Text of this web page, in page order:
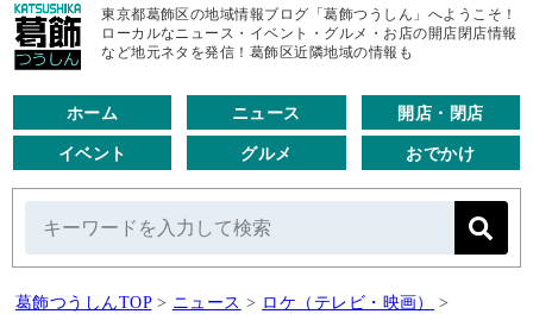
東京都葛飾区の地域情報ブログ「葛飾つうしん」へようこそ！
ローカルなニュース・イベント・グルメ・お店の開店閉店情報
など地元ネタを発信！葛飾区近隣地域の情報も
ホーム ニュース 開店・閉店
イベント グルメ おでかけ
葛飾つうしんTOP > ニュース > ロケ（テレビ・映画）
>